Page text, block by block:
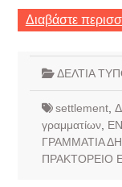
Διαβάστε
ΔΕΛΤΙΑ
settlement,
γραμματίων,
ΓΡΑΜΜΑΤΙΑ
ΠΡΑΚΤΟΡΕΙΟ